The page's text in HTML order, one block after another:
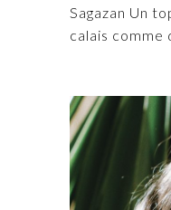
Sagazan Un
calais comme